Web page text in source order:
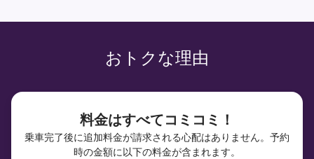
おトクな理由
料金はすべてコミコミ！
乗車完了後に追加料金が請求される心配はありません。予約
時の金額に以下の料金が含まれます。